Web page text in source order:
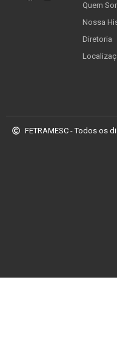
Quem
Nossa
Diretoria
FETRAMESC - Todos os